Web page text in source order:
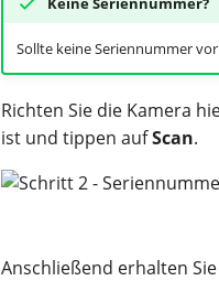
Sollte keine Seriennummer
Richten Sie die Kamera
ist und tippen aufScan.
Anschließend erhalten